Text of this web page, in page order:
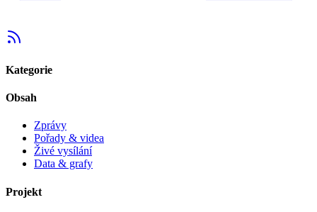
Kategorie
Obsah
Zprávy
Pořady & videa
Živé vysílání
Data & grafy
Projekt